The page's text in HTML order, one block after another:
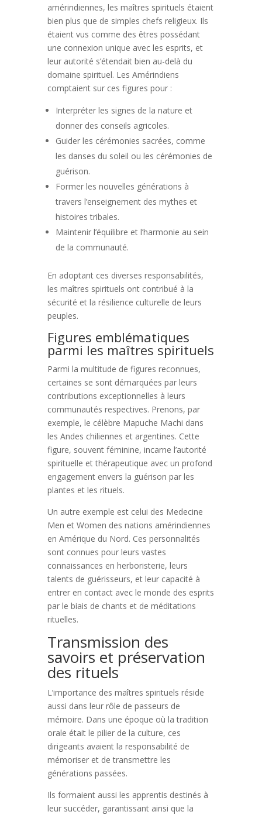
amérindiennes, les maîtres spirituels étaient
bien plus que de simples chefs religieux. Ils
étaient vus comme des êtres possédant
une connexion unique avec les esprits, et
leur autorité s’étendait bien au-delà du
domaine spirituel. Les Amérindiens
comptaient sur ces figures pour :
Interpréter les signes de la nature et
donner des conseils agricoles.
Guider les cérémonies sacrées, comme
les danses du soleil ou les cérémonies de
guérison.
Former les nouvelles générations à
travers l’enseignement des mythes et
histoires tribales.
Maintenir l’équilibre et l’harmonie au sein
de la communauté.
En adoptant ces diverses responsabilités,
les maîtres spirituels ont contribué à la
sécurité et la résilience culturelle de leurs
peuples.
Figures emblématiques
parmi les maîtres spirituels
Parmi la multitude de figures reconnues,
certaines se sont démarquées par leurs
contributions exceptionnelles à leurs
communautés respectives. Prenons, par
exemple, le célèbre Mapuche Machi dans
les Andes chiliennes et argentines. Cette
figure, souvent féminine, incarne l’autorité
spirituelle et thérapeutique avec un profond
engagement envers la guérison par les
plantes et les rituels.
Un autre exemple est celui des Medecine
Men et Women des nations amérindiennes
en Amérique du Nord. Ces personnalités
sont connues pour leurs vastes
connaissances en herboristerie, leurs
talents de guérisseurs, et leur capacité à
entrer en contact avec le monde des esprits
par le biais de chants et de méditations
rituelles.
Transmission des
savoirs et préservation
des rituels
L’importance des maîtres spirituels réside
aussi dans leur rôle de passeurs de
mémoire. Dans une époque où la tradition
orale était le pilier de la culture, ces
dirigeants avaient la responsabilité de
mémoriser et de transmettre les
générations passées.
Ils formaient aussi les apprentis destinés à
leur succéder, garantissant ainsi que la